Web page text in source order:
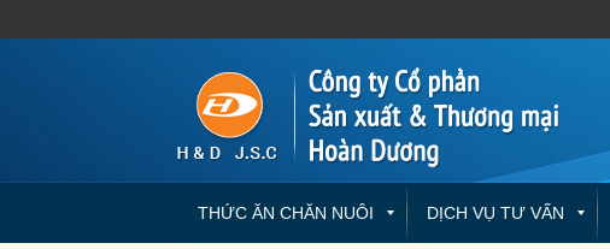
THỨC ĂN CHĂN NUÔI DỊCH VỤ TƯ VẤN